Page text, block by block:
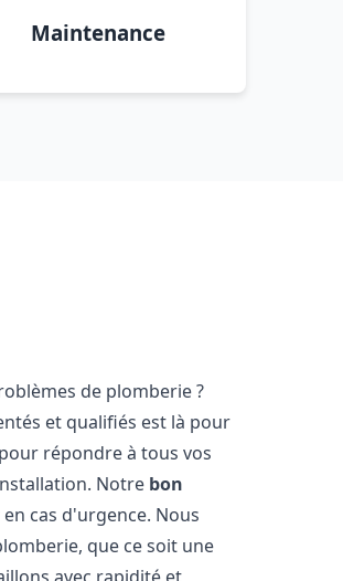
Maintenance
de plomberie ?
et qualifiés est là pour
répondre à tous vos
Notre bon
cas d'urgence. Nous
que ce soit une